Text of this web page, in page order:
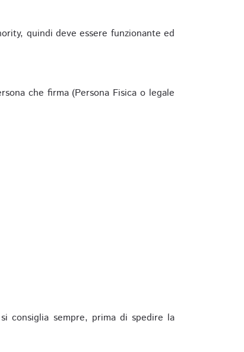
quindi deve essere funzionante ed
che firma (Persona Fisica o legale
consiglia sempre, prima di spedire la